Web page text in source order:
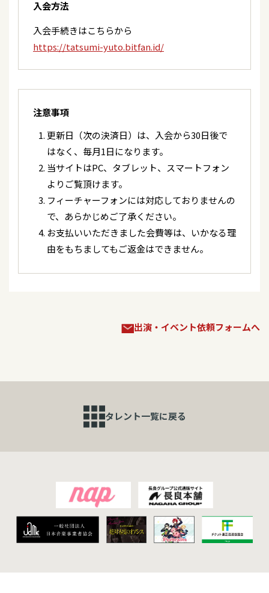
（海老名公演）の実施について
2026/06/25 コンサート
台風接近に伴うコンサート開催に関するお知らせ
ション」会場特典のお知らせ＜第27回はまゆう歌
謡クラブ発表会＞
2026/06/17 キャンペーン
7/19(日) 辰巳ゆうと「ロンリー・ジェネレーショ
ン」発売記念イベント開催決定！＜東十条商店街
会館＞
2026/06/17 その他
「ロンリー・ジェネレーション」オリコン週間シ
ン」発売記念イベント開催決定！＜アリオ橋本１F
2026/06/16 ラジオ
【ラジオ出演】7/4(土)7：45～ STVラジオ「うた
ノしおり」
2026/06/24
アム 辰巳ゆうと」再放送
2026/06/21 テレビ
2026/06/21 テレビ
テレビ東京 「MUSIC AWARDS JAPAN 2026 演歌・
歌謡曲 LIVE[最優秀演歌・歌謡曲 楽曲賞 授賞式]」
2026/06/21 コンサート
『第27回はまゆう歌謡クラブ発表会』<和歌山県／
新宮丹鶴ホール>
2026/06/19 イベント
「ロンリー・ジェネレーション」リリース記念イ
記念イベント＜新潟県/リバーサイド千秋 リバー
ラジオ
「うたなびMAX!!」チューリップテレビ
2026/06/15 イベント
【イベント出演】「ドキドキFOODパーク2026」
入会方法
入会手続きはこちらから
https://tatsumi-yuto.bitfan.id/
注意事項
更新日（次の決済日）は、入会から30日後で
はなく、毎月1日になります。
当サイトはPC、タブレット、スマートフォン
よりご覧頂けます。
フィーチャーフォンには対応しておりませんの
で、あらかじめご了承ください。
お支払いいただきました会費等は、いかなる理
由をもちましてもご返金はできません。
出演・イベント依頼フォームへ
タレント一覧に戻る